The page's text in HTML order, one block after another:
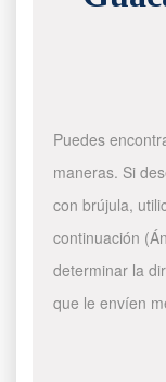
Puedes
maneras. Si
con brújula,
continuación
determinar la
que le envíen